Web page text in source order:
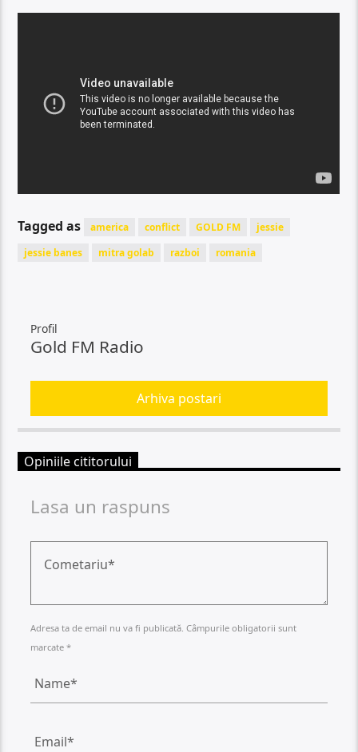
Tagged as america conflict GOLD FM
jessie
jessie banes
mitra golab razboi romania
Profil
Gold FM Radio
Arhiva postari
Opiniile cititorului
Lasa un raspuns
Adresa ta de email nu va fi publicată. Câmpurile obligatorii sunt
marcate *